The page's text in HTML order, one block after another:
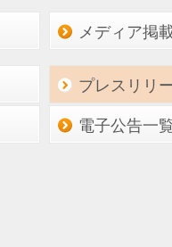
メディア掲
プレスリリ
電子公告一